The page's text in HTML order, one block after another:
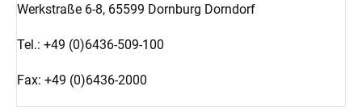
Werkstraße 6-8, 65599 Dornburg Dorndorf
Tel.: +49 (0)6436-509-100
Fax: +49 (0)6436-2000